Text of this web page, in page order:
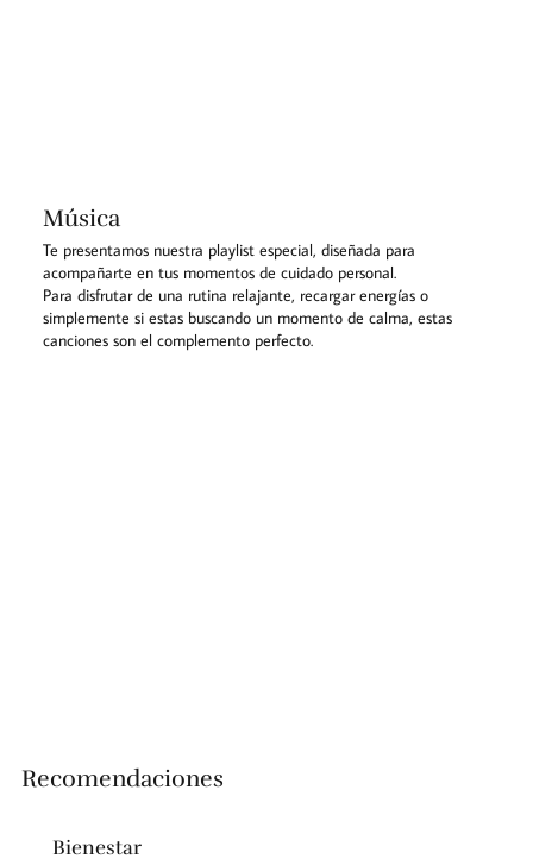
Recomendaciones
Música
Te presentamos nuestra playlist especial, diseñada para
acompañarte en tus momentos de cuidado personal.
Para disfrutar de una rutina relajante, recargar energías o
simplemente si estas buscando un momento de calma, estas
canciones son el complemento perfecto.
Bienestar